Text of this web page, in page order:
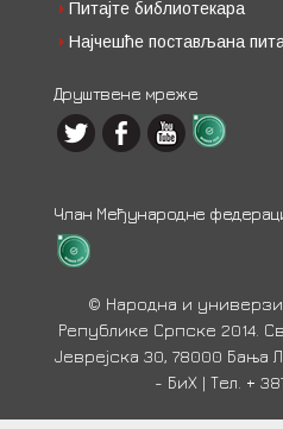
Питајте библиотекара
Најчешће постављана
Друштвене мреже
Члан Међународне
© Народна и
Републике Српске 2014.
Јеврејска 30, 78000 Бања
- БиХ | Тел. +